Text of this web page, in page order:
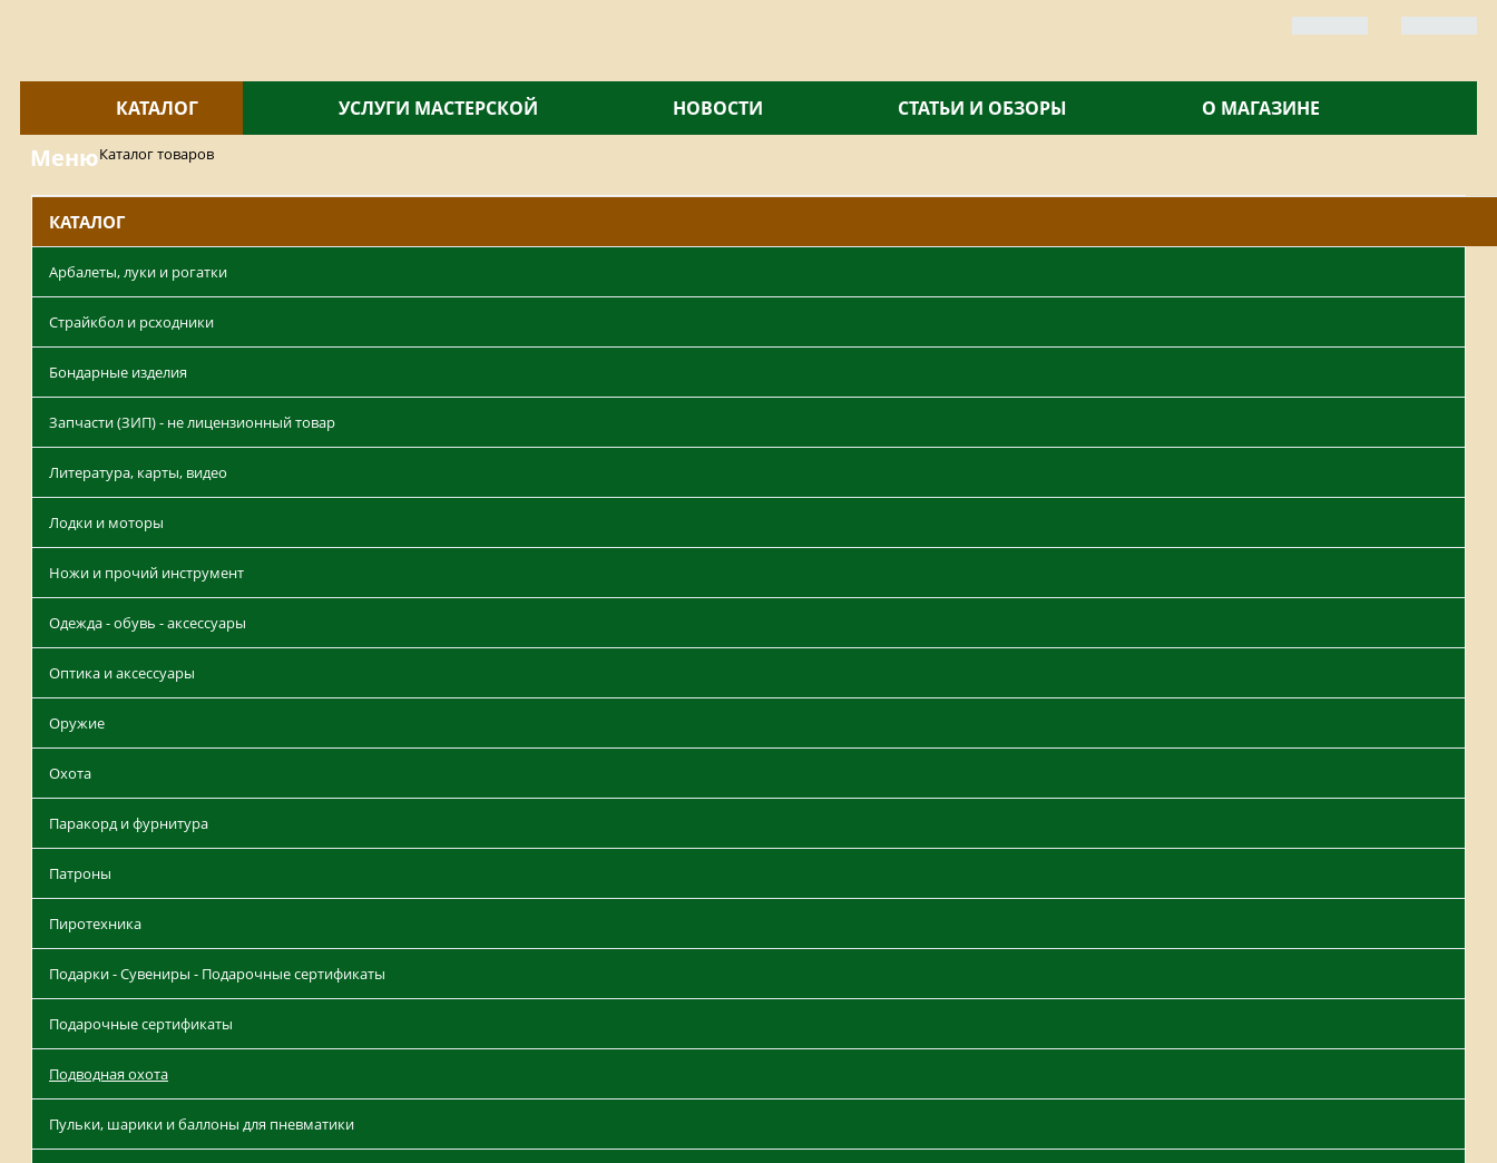
КАТАЛОГ УСЛУГИ МАСТЕРСКОЙ НОВОСТИ СТАТЬИ И ОБЗОРЫ О МАГАЗИНЕ
МенюКаталог товаров
КАТАЛОГ
Арбалеты, луки и рогатки
Страйкбол и рсходники
Бондарные изделия
Запчасти (ЗИП) - не лицензионный товар
Литература, карты, видео
Лодки и моторы
Ножи и прочий инструмент
Одежда - обувь - аксессуары
Оптика и аксессуары
Оружие
Охота
Паракорд и фурнитура
Патроны
Пиротехника
Подарки - Сувениры - Подарочные сертификаты
Подарочные сертификаты
Подводная охота
Пульки, шарики и баллоны для пневматики